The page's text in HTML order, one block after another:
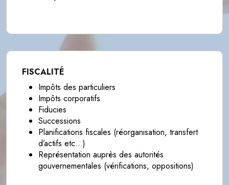
FISCALITÉ
Impôts des particuliers
Impôts corporatifs
Fiducies
Successions
Planifications fiscales (réorganisation, transfert
d’actifs etc…)
Représentation auprès des autorités
gouvernementales (vérifications, oppositions)